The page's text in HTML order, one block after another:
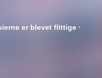
er blevet flittige ·